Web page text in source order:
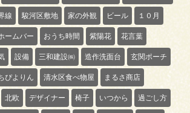
線 駿河区敷地 家の外観 ビール １０月
ームバー おうち時間 紫陽花 花言葉
設備 三和建設㈱ 造作洗面台 玄関ポーチ
ぴよりん 清水区食べ物屋 まるさ商店
北欧 デザイナー 椅子 いつから 過ごし方